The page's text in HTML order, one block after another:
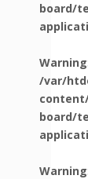
board/
Warning
/var/
board/
Warning